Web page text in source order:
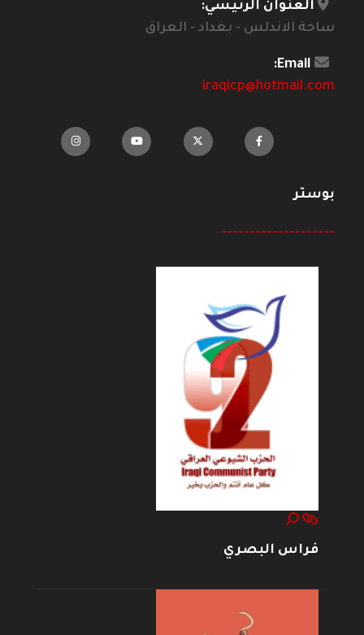
العنوان الرئيسي:
ساحة الاندلس - بغداد - العراق
Email:
iraqicp@hotmail.com
بوستر
--------------------
فراس البصري